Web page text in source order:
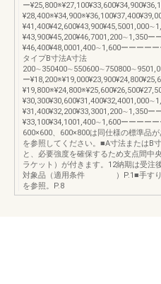
ー
¥43,900¥45,200¥46,7001,200∼1,350ー
¥46,400¥48,0001,400∼1,600ーーーー
タイプB寸法A寸法
ー
¥31,400¥32,200¥33,3001,200∼1,350ー
¥33,100¥34,1001,400∼1,600ーーーーー
600×600、600×800は同仕様の標準品
を参照してください。■A寸法またはB
と、必要強度を確保するため支点間中
ラケット）が付きます。12納期は受注
対象品（適用条件 ）P.1■手
を参照。P.8